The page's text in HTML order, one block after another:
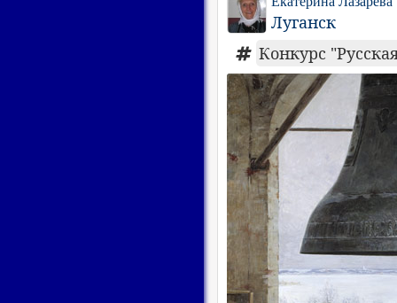
Луганск
Конкурс